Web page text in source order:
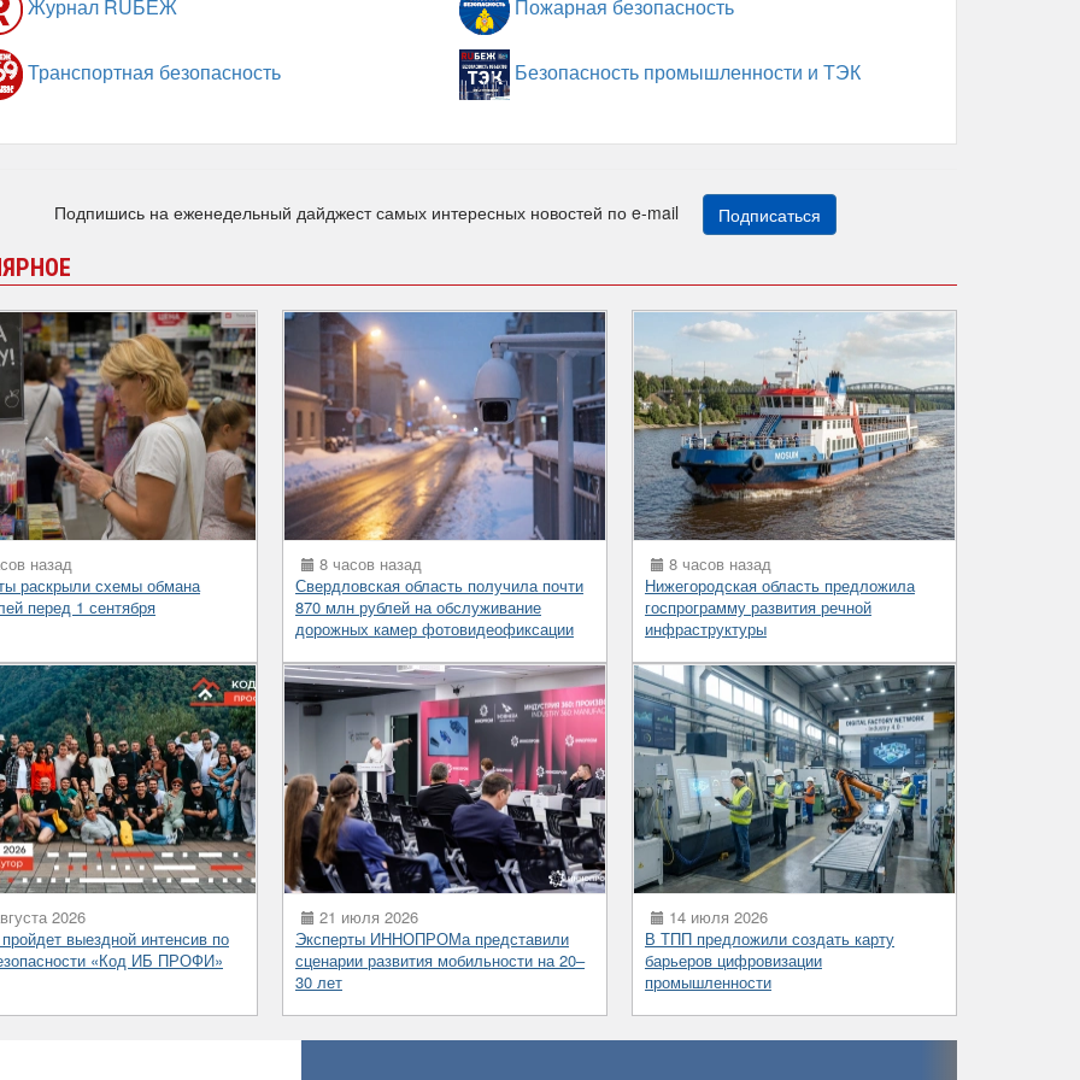
Журнал RUБЕЖ Пожарная безопасность
Транспортная безопасность Безопасность промышленности и ТЭК
Подпишись на еженедельный дайджест самых интересных новостей по e-mail Подписаться
назад
раскрыли схемы обмана
перед 1 сентября
8 часов назад
Свердловская область получила почти
870 млн рублей на обслуживание
дорожных камер фотовидеофиксации
8 часов назад
Нижегородская область предложила
госпрограмму развития речной
инфраструктуры
2026
выездной интенсив по
«Код ИБ ПРОФИ»
21 июля 2026
Эксперты ИННОПРОМа представили
сценарии развития мобильности на 20–
30 лет
14 июля 2026
В ТПП предложили создать карту
барьеров цифровизации
промышленности